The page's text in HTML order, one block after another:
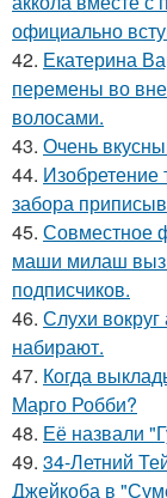
официально
42. Екатерина
перемены во
волосами.
43. Очень
44. Изобретение
забора
45. Совместное
маши милаш
подписчиков.
46. Слухи
набирают.
47. Когда
Марго Робби?
48. Её назвали
49. 34-Летний
Джейкоба в